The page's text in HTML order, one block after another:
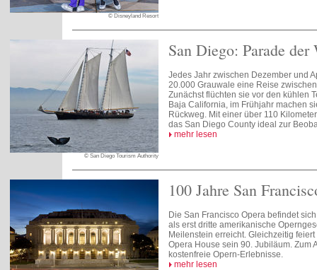
© Disneyland Resort
© San Diego Tourism Authority
San Diego: Parade der
Jedes Jahr zwischen Dezember und
20.000 Grauwale eine Reise
Zunächst flüchten sie vor den kühlen
Baja California, im Frühjahr machen
Rückweg. Mit einer über 110
das San Diego County ideal zur
mehr lesen
100 Jahre San
Die San Francisco Opera befindet
als erst dritte amerikanische
Meilenstein erreicht. Gleichzeitig
Opera House sein 90. Jubiläum. Zum
kostenfreie Opern-Erlebnisse.
mehr lesen